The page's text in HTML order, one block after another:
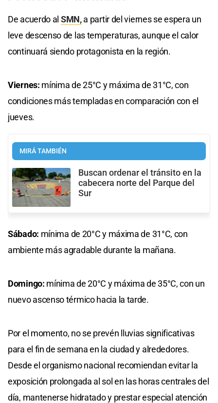
De acuerdo al SMN,a partir del viernes se espera un
leve descenso de las temperaturas, aunque el calor
continuará siendo protagonista en la región.
Viernes: mínima de 25°C y máxima de 31°C, con
condiciones más templadas en comparación con el
jueves.
MIRÁ TAMBIÉN
Buscan ordenar el tránsito en la
cabecera norte del Parque del
Sur
Sábado: mínima de 20°C y máxima de 31°C, con
ambiente más agradable durante la mañana.
Domingo: mínima de 20°C y máxima de 35°C, con un
nuevo ascenso térmico hacia la tarde.
Por el momento, no se prevén lluvias significativas
para el fin de semana en la ciudad y alrededores.
Desde el organismo nacional recomiendan evitar la
exposición prolongada al sol en las horas centrales del
día, mantenerse hidratado y prestar especial atención